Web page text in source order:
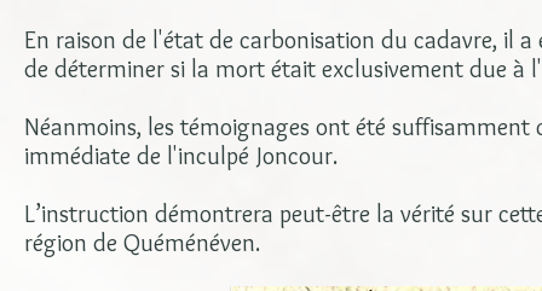
En raison de l'état de carbonisation du cadavre, il
de déterminer si la mort était exclusivement due à
Néanmoins, les témoignages ont été
immédiate de l'inculpé Joncour.
L’instruction démontrera peut-être la vérité sur
région de Quéménéven.